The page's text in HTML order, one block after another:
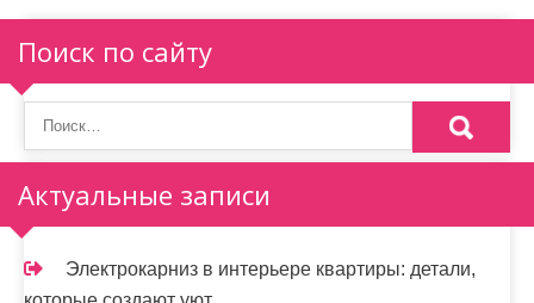
я
п
о
з
а
п
Поиск по сайту
Актуальные записи
Электрокарниз в интерьере квартиры: детали,